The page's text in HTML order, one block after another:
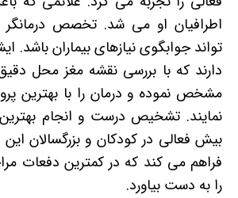
اطرافیان او می شد. تخصص درمانگر
تواند جوابگوی نیازهای بیماران
دارند که با بررسی نقشه مغز محل
مشخص نموده و درمان را با بهترین
نمایند. تشخیص درست و انجام
بیش فعالی در کودکان و بزرگسالان این
فراهم می کند که در کمترین دفعات
را به دست بیاورد.